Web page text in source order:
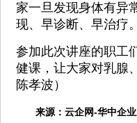
家一旦发现身体有异
现、早诊断、早治疗。
参加此次讲座的职工
健课，让大家对乳腺
陈孝波）
来源： 云企网-华中企